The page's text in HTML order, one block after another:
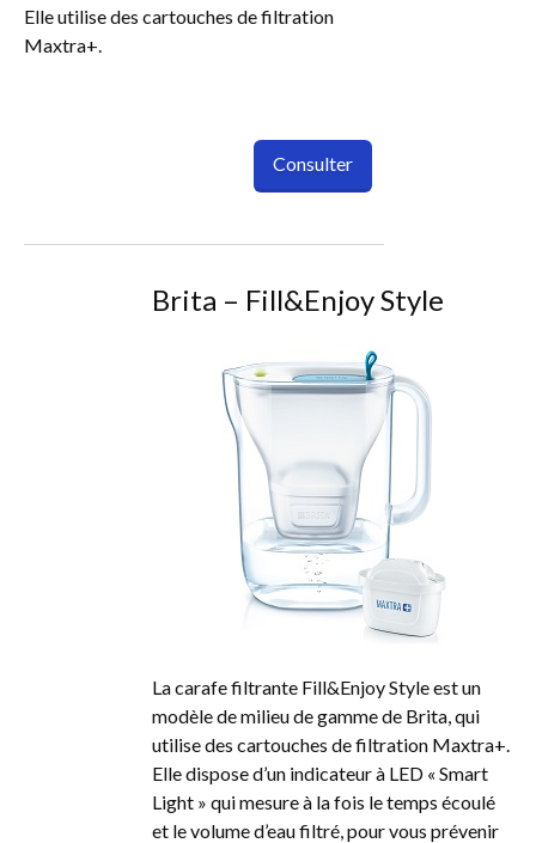
Elle utilise des cartouches de filtration
Maxtra+.
Consulter
Brita – Fill&Enjoy Style
La carafe filtrante Fill&Enjoy Style est un
modèle de milieu de gamme de Brita, qui
utilise des cartouches de filtration Maxtra+.
Elle dispose d’un indicateur à LED « Smart
Light » qui mesure à la fois le temps écoulé
et le volume d’eau filtré, pour vous prévenir